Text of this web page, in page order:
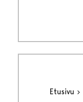
Etusivu